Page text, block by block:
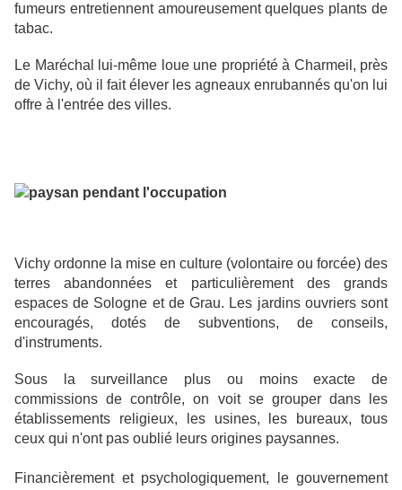
fumeurs entretiennent amoureusement quelques plants de
tabac.
Le Maréchal lui-même loue une propriété à Charmeil, près
de Vichy, où il fait élever les agneaux enrubannés qu'on lui
offre à l'entrée des villes.
Vichy ordonne la mise en culture (volontaire ou forcée) des
terres abandonnées et particulièrement des grands
espaces de Sologne et de Grau. Les jardins ouvriers sont
encouragés, dotés de subventions, de conseils,
d'instruments.
Sous la surveillance plus ou moins exacte de
commissions de contrôle, on voit se grouper dans les
établissements religieux, les usines, les bureaux, tous
ceux qui n'ont pas oublié leurs origines paysannes.
Financièrement et psychologiquement, le gouvernement